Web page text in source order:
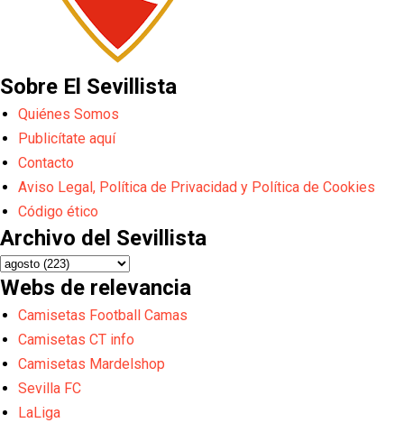
Sobre El Sevillista
Quiénes Somos
Publicítate aquí
Contacto
Aviso Legal, Política de Privacidad y Política de Cookies
Código ético
Archivo del Sevillista
Webs de relevancia
Camisetas Football Camas
Camisetas CT info
Camisetas Mardelshop
Sevilla FC
LaLiga